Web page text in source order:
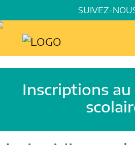
SUIVEZ-
Inscriptions